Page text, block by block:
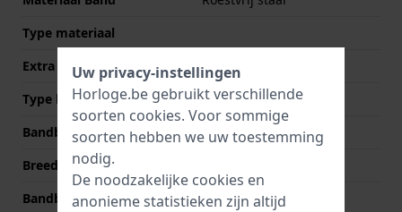
Type materiaal
Extra info
Stainless Steel Bracelet
Type band
Schakelband
Bandbreedte
14 mm
Breedte bandaanzet
Bandbreedte bij sluiting
12.5 mm
Uw privacy-instellingen
Horloge.be gebruikt verschillende
soorten cookies. Voor sommige
soorten hebben we uw toestemming
nodig.
De noodzakelijke cookies en
anonieme statistieken zijn altijd